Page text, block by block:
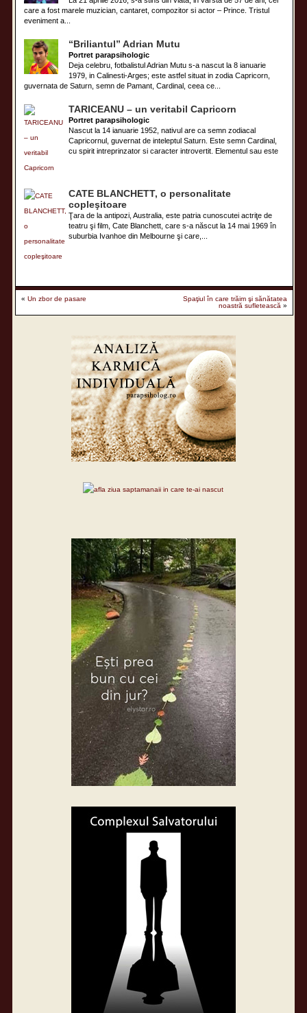
care a fost marele muzician, cantaret, compozitor si actor – Prince. Tristul
eveniment a...
“Briliantul” Adrian Mutu
Portret parapsihologic
Deja celebru, fotbalistul Adrian Mutu s-a nascut la 8 ianuarie
1979, in Calinesti-Arges; este astfel situat in zodia Capricorn,
guvernata de Saturn, semn de Pamant, Cardinal, ceea ce...
TARICEANU – un veritabil Capricorn
Portret parapsihologic
Nascut la 14 ianuarie 1952, nativul are ca semn zodiacal
Capricornul, guvernat de inteleptul Saturn. Este semn Cardinal,
cu spirit intreprinzator si caracter introvertit. Elementul sau este
CATE BLANCHETT, o personalitate
copleşitoare
Ţara de la antipozi, Australia, este patria cunoscutei actriţe de
teatru şi film, Cate Blanchett, care s-a născut la 14 mai 1969 în
suburbia Ivanhoe din Melbourne şi care,...
«Un zbor de pasare
Spaţiul în care trăim şi sănătatea
noastră sufletească »